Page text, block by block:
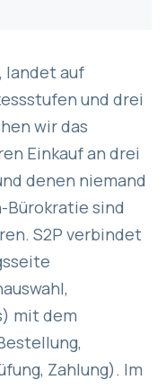
landet auf
und drei
wir das
Einkauf an drei
denen niemand
Bürokratie sind
S2P verbindet
mit dem
Zahlung). Im